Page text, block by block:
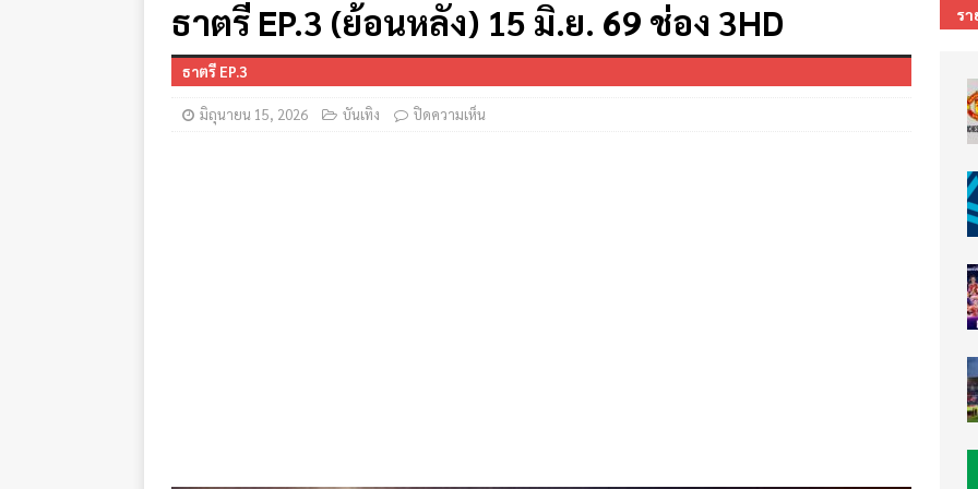
ธาตรี EP.3 (ย้อนหลัง) 15 มิ.ย. 69 ช่อง 3HD
ธาตรี EP.3
มิถุนายน 15, 2026 บันเทิง ปิดความเห็น
ร